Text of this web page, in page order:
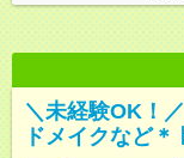
＼未経験OK！
ドメイクなど＊